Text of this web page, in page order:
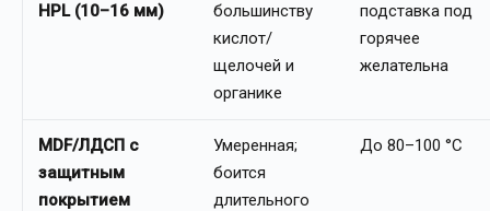
HPL (10–16 мм)
большинству
кислот/
щелочей и
органике
подставка под
горячее
желательна
MDF/ЛДСП с
защитным
покрытием
Умеренная;
боится
длительного
До 80–100 °C